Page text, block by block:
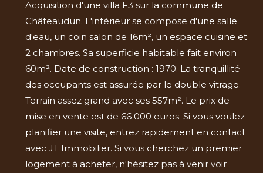
Acquisition d'une villa F3 sur la commune de
Châteaudun. L'intérieur se compose d'une salle
d'eau, un coin salon de 16m², un espace cuisine et
2 chambres. Sa superficie habitable fait environ
60m². Date de construction : 1970. La tranquillité
des occupants est assurée par le double vitrage.
Terrain assez grand avec ses 557m². Le prix de
mise en vente est de 66 000 euros. Si vous voulez
planifier une visite, entrez rapidement en contact
avec JT Immobilier. Si vous cherchez un premier
logement à acheter, n'hésitez pas à venir voir